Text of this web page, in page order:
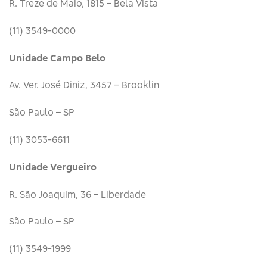
R. Treze de Maio, 1815 – Bela Vista
(11) 3549-0000
Unidade Campo Belo
Av. Ver. José Diniz, 3457 – Brooklin
São Paulo – SP
(11) 3053-6611
Unidade Vergueiro
R. São Joaquim, 36 – Liberdade
São Paulo – SP
(11) 3549-1999